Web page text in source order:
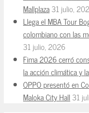
Mallplaza31 julio,
Llega el MBA Tour
colombiano con las
31 julio, 2026
Fima 2026 cerró
la acción climática y
OPPO presentó en
Maloka City Hall 31